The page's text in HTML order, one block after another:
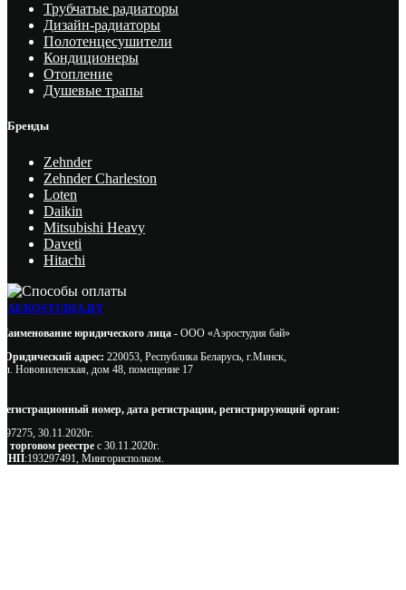
Трубчатые радиаторы
Дизайн-радиаторы
Полотенцесушители
Кондиционеры
Отопление
Душевые трапы
Бренды
Zehnder
Zehnder Charleston
Loten
Daikin
Mitsubishi Heavy
Daveti
Hitachi
AEROSTUDIA.BY
Наименование юридического лица - ООО «Аэростудия бай»
Юридический адрес: 220053, Республика Беларусь, г.Минск,
ул. Нововиленская, дом 48, помещение 17
Регистрационный номер, дата регистрации, регистрирующий орган:
497275, 30.11.2020г.
В торговом реестре с 30.11.2020г.
УНП:193297491, Мингорисполком.